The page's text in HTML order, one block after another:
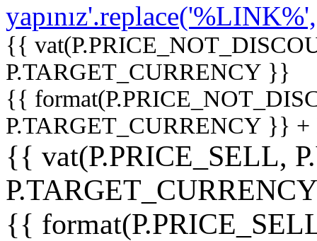
{{
P.TARGET_CURRENCY }}
{{
P.TARGET_CURRENCY }}
{{ vat(P.PRICE_SELL,
{{